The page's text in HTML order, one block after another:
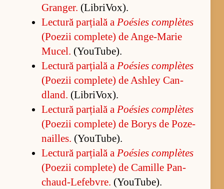
Gran­ger. (Li­bri­Vo­x).
Lec­tură par­ți­ală a Poé­sies com­plètes
(Po­e­zii com­ple­te) de An­ge-Ma­rie
Mu­cel. (Yo­u­Tu­be).
Lec­tură par­ți­ală a Poé­sies com­plètes
(Po­e­zii com­ple­te) de As­hley Can­
dland. (Li­bri­Vo­x).
Lec­tură par­ți­ală a Poé­sies com­plètes
(Po­e­zii com­ple­te) de Bo­rys de Po­ze­
na­il­les. (Yo­u­Tu­be).
Lec­tură par­ți­ală a Poé­sies com­plètes
(Po­e­zii com­ple­te) de Ca­mille Pan­
cha­u­d-Le­feb­vre. (Yo­u­Tu­be).